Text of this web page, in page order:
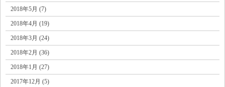
2018年5月 (7)
2018年4月 (19)
2018年3月 (24)
2018年2月 (36)
2018年1月 (27)
2017年12月 (5)